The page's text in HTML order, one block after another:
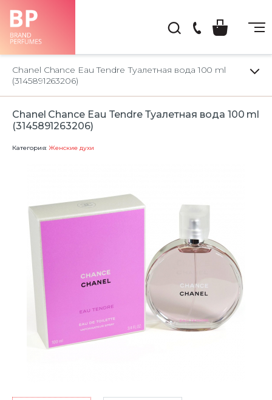
66-
22
Chanel Chance Eau Tendre Туалетная вода 100 ml
(3145891263206)
Chanel Chance Eau Tendre Туалетная вода 100 ml
(3145891263206)
Категория: Женские духи